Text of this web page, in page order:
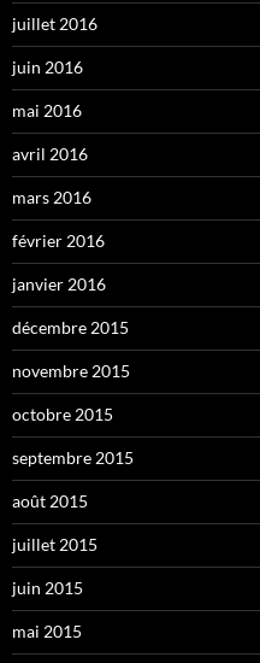
juillet 2016
juin 2016
mai 2016
avril 2016
mars 2016
février 2016
janvier 2016
décembre 2015
novembre 2015
octobre 2015
septembre 2015
août 2015
juillet 2015
juin 2015
mai 2015